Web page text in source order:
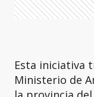
Esta iniciativa
Ministerio de